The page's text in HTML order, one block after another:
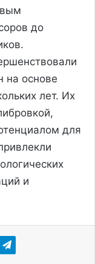
до
на основе
лет. Их
для
и